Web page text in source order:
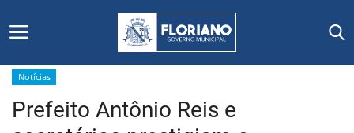
Início
Notícias
Prefeito Antônio Reis e